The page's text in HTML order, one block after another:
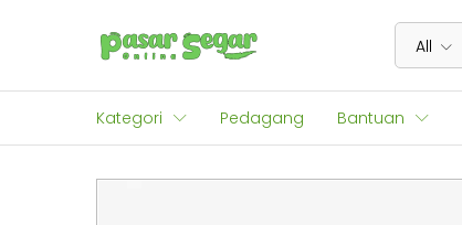
All
Kategori Pedagang Bantuan
Deskripsi